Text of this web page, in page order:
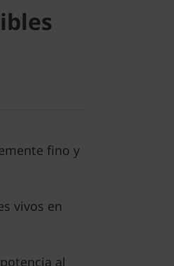
fino y
vivos en
al